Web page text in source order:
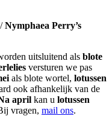
/Nymphaea Perry’s
uitsluitend alsblote
versturen we pas
als blote wortel,lotussen
ook afhankelijk van de
april kan ulotussen
vragen, mail ons.